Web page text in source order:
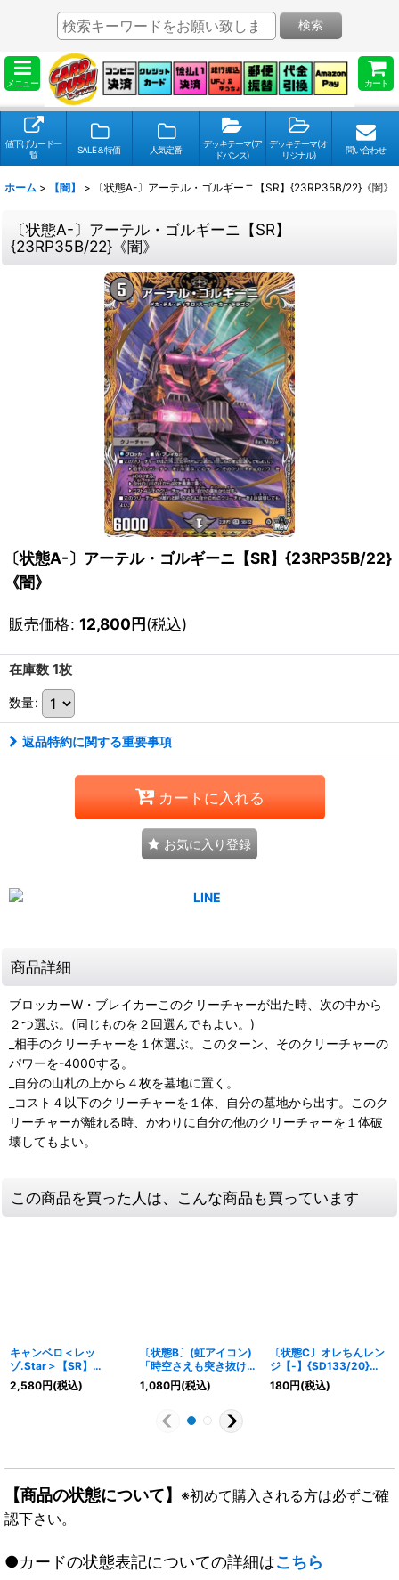
メニュー カート
検索
値下げカード一
覧
SALE＆特価 人気定番
デッキテーマ(ア
ドバンス)
デッキテーマ(オ
リジナル)
問い合わせ
ホーム > 【闇】 > 〔状態A-〕アーテル・ゴルギーニ【SR】{23RP35B/22}《闇》
〔状態A-〕アーテル・ゴルギーニ【SR】
{23RP35B/22}《闇》
〔状態A-〕アーテル・ゴルギーニ【SR】{23RP35B/22}
《闇》
販売価格: 12,800円(税込)
在庫数 1枚
数量:
返品特約に関する重要事項
カートに入れる
お気に入り登録
商品詳細
ブロッカーW・ブレイカーこのクリーチャーが出た時、次の中から
２つ選ぶ。(同じものを２回選んでもよい。)
_相手のクリーチャーを１体選ぶ。このターン、そのクリーチャーの
パワーを-4000する。
_自分の山札の上から４枚を墓地に置く。
_コスト４以下のクリーチャーを１体、自分の墓地から出す。このク
リーチャーが離れる時、かわりに自分の他のクリーチャーを１体破
壊してもよい。
この商品を買った人は、こんな商品も買っています
キャンベロ＜レッ
ゾ.Star＞【SR】
{RP197B/20}《火》
2,580円(税込)
〔状態B〕(虹アイコン)
「時空さえも突き抜け
ろ！」【U】
{RP1642/95}《火》
1,080円(税込)
〔状態C〕オレちんレン
ジ【-】{SD133/20}
《GR》
180円(税込)
【商品の状態について】 ※初めて購入される方は必ずご確
認下さい。
●カードの状態表記についての詳細はこちら